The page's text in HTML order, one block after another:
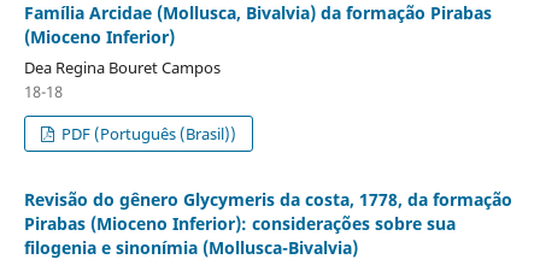
Família Arcidae (Mollusca, Bivalvia) da formação Pirabas
(Mioceno Inferior)
Dea Regina Bouret Campos
18-18
PDF (Português (Brasil))
Revisão do gênero Glycymeris da costa, 1778, da formação
Pirabas (Mioceno Inferior): considerações sobre sua
filogenia e sinonímia (Mollusca-Bivalvia)